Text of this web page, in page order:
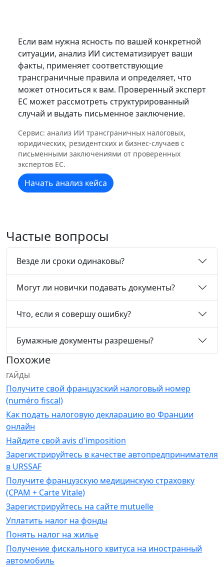
Если вам нужна ясность по вашей конкретной
ситуации, анализ ИИ систематизирует ваши
факты, применяет соответствующие
трансграничные правила и определяет, что
может относиться к вам. Проверенный эксперт
ЕС может рассмотреть структурированный
случай и выдать письменное заключение.
Сервис: анализ ИИ трансграничных налоговых,
юридических, резидентских и бизнес-случаев с
письменными заключениями от проверенных
экспертов ЕС.
Начать анализ кейса
Частые вопросы
Везде ли сроки одинаковы?
Могут ли новички подавать документы?
Что, если я совершу ошибку?
Бумажные документы разрешены?
Похожие
ГАЙДЫ
Получите свой французский налоговый номер
(numéro fiscal)
Как подать налоговую декларацию во Франции
онлайн
Найдите свой avis d'imposition
Зарегистрируйтесь в качестве автопредпринимателя
в URSSAF
Получите французскую медицинскую страховку
(CPAM + Carte Vitale)
Зарегистрируйтесь на сайте mutuelle
Уплатить налог на фонды
Понять налог на жилье
Получение фискального квитуса на иностранный
автомобиль